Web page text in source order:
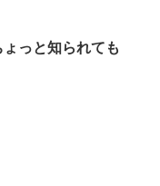
っと知られても